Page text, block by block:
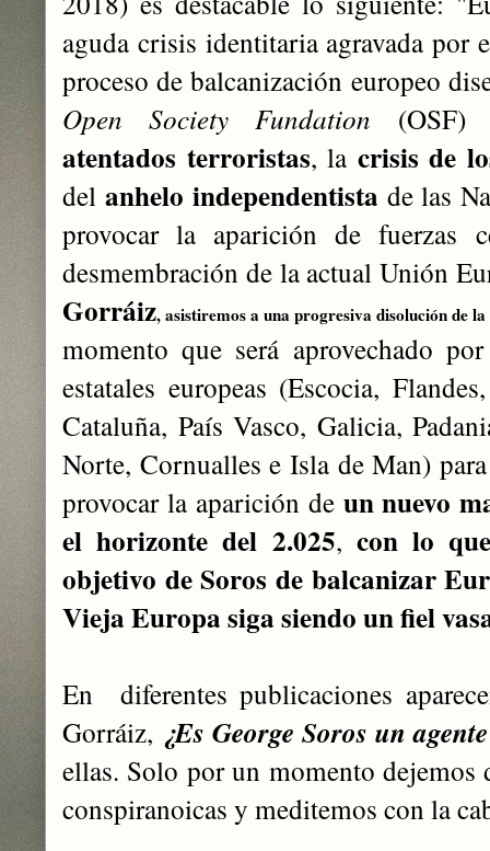
aguda crisis identitaria agravada
proceso de balcanización europeo
Open Society Fundation (OSF)
atentados terroristas, la crisis de
del anhelo independentista de las
provocar la aparición de fuerzas
desmembración de la actualUnión
Gorráiz, asistiremos a una progresiva disolución de
momento que será aprovechado
estatales europeas (Escocia,
Cataluña, País Vasco, Galicia,
Norte, Cornualles e Isla de Man)
provocar la aparición de un nuevo
el horizonte del 2.025, con lo
objetivo de Soros de balcanizar
Vieja Europa siga siendo un fiel
En diferentes publicaciones
Gorráiz, ¿Es George Soros un
ellas. Solo por un momento dejemos
conspiranoicas y meditemos con la